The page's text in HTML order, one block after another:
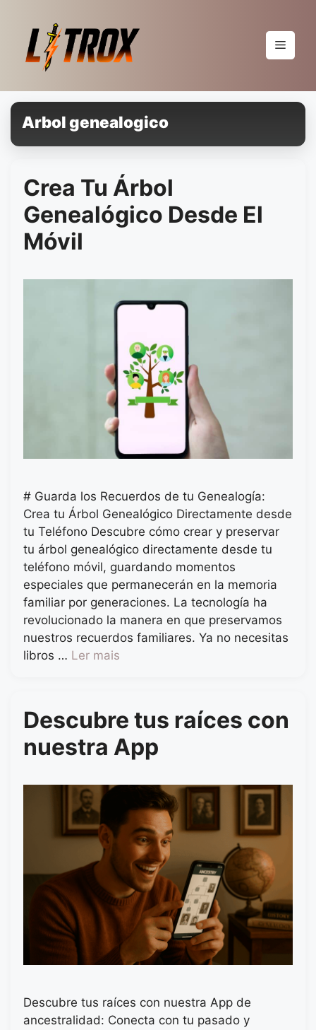
conteúdo
Menu
Arbol genealogico
Crea Tu Árbol
Genealógico Desde El
Móvil
# Guarda los Recuerdos de tu Genealogía:
Crea tu Árbol Genealógico Directamente desde
tu Teléfono Descubre cómo crear y preservar
tu árbol genealógico directamente desde tu
teléfono móvil, guardando momentos
especiales que permanecerán en la memoria
familiar por generaciones. La tecnología ha
revolucionado la manera en que preservamos
nuestros recuerdos familiares. Ya no necesitas
libros … Ler mais
Descubre tus raíces con
nuestra App
Descubre tus raíces con nuestra App de
ancestralidad: Conecta con tu pasado y